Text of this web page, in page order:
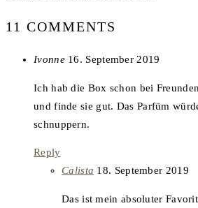
11 COMMENTS
Ivonnesays:
16. September 2019
Ich hab die Box schon bei
und finde sie gut. Das Parfüm
schnuppern.
Reply
Calista says:
18. September 2019
Das ist mein absoluter